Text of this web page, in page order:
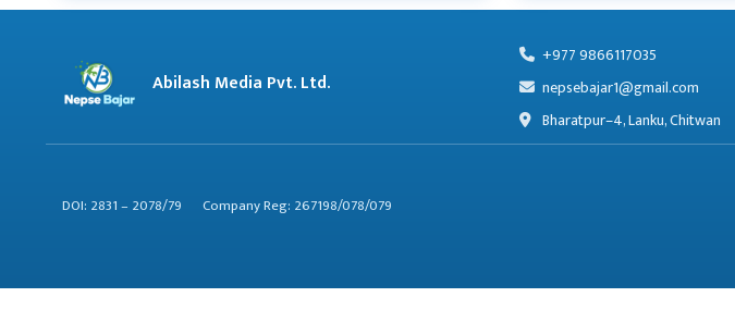
बजार
Abilash Media Pvt. Ltd.
+977 9866117035
nepsebajar1@gmail.com
Bharatpur–4, Lanku, Chitwan
DOI: 2831 – 2078/79 Company Reg: 267198/078/079